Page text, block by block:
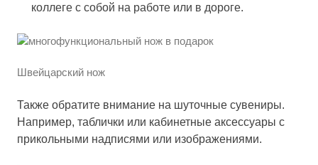
коллеге с собой на работе или в дороге.
Швейцарский нож
Также обратите внимание на шуточные сувениры.
Например, таблички или кабинетные аксессуары с
прикольными надписями или изображениями.